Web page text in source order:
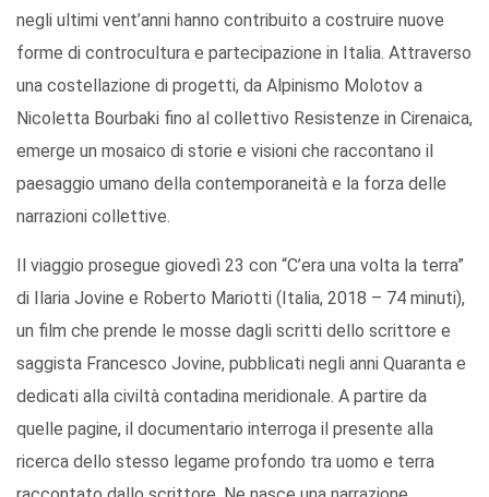
negli ultimi vent’anni hanno contribuito a costruire nuove
forme di controcultura e partecipazione in Italia. Attraverso
una costellazione di progetti, da Alpinismo Molotov a
Nicoletta Bourbaki fino al collettivo Resistenze in Cirenaica,
emerge un mosaico di storie e visioni che raccontano il
paesaggio umano della contemporaneità e la forza delle
narrazioni collettive.
Il viaggio prosegue giovedì 23 con “C’era una volta la terra”
di Ilaria Jovine e Roberto Mariotti (Italia, 2018 – 74 minuti),
un film che prende le mosse dagli scritti dello scrittore e
saggista Francesco Jovine, pubblicati negli anni Quaranta e
dedicati alla civiltà contadina meridionale. A partire da
quelle pagine, il documentario interroga il presente alla
ricerca dello stesso legame profondo tra uomo e terra